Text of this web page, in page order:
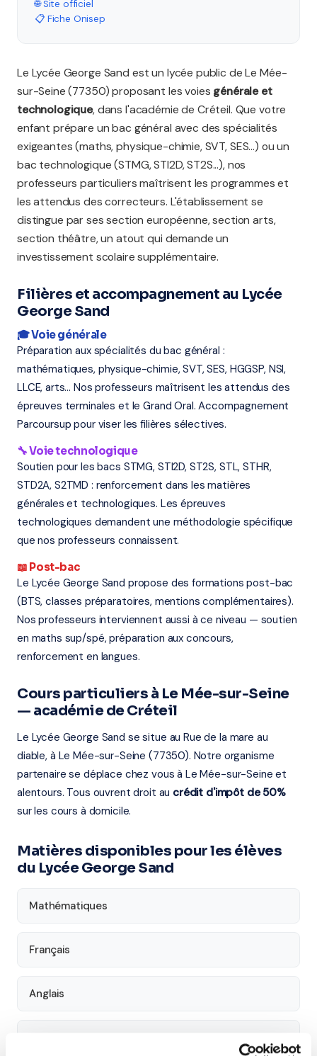
🌐 Site officiel
📋 Fiche Onisep
Le Lycée George Sand est un lycée public de Le Mée-
sur-Seine (77350) proposant les voies générale et
technologique, dans l'académie de Créteil. Que votre
enfant prépare un bac général avec des spécialités
exigeantes (maths, physique-chimie, SVT, SES...) ou un
bac technologique (STMG, STI2D, ST2S...), nos
professeurs particuliers maîtrisent les programmes et
les attendus des correcteurs. L'établissement se
distingue par ses section européenne, section arts,
section théâtre, un atout qui demande un
investissement scolaire supplémentaire.
Filières et accompagnement au Lycée
George Sand
🎓 Voie générale
Préparation aux spécialités du bac général :
mathématiques, physique-chimie, SVT, SES, HGGSP, NSI,
LLCE, arts... Nos professeurs maîtrisent les attendus des
épreuves terminales et le Grand Oral. Accompagnement
Parcoursup pour viser les filières sélectives.
🔧 Voie technologique
Soutien pour les bacs STMG, STI2D, ST2S, STL, STHR,
STD2A, S2TMD : renforcement dans les matières
générales et technologiques. Les épreuves
technologiques demandent une méthodologie spécifique
que nos professeurs connaissent.
📖 Post-bac
Le Lycée George Sand propose des formations post-bac
(BTS, classes préparatoires, mentions complémentaires).
Nos professeurs interviennent aussi à ce niveau — soutien
en maths sup/spé, préparation aux concours,
renforcement en langues.
Cours particuliers à Le Mée-sur-Seine
— académie de Créteil
Le Lycée George Sand se situe au Rue de la mare au
diable, à Le Mée-sur-Seine (77350). Notre organisme
partenaire se déplace chez vous à Le Mée-sur-Seine et
alentours. Tous ouvrent droit au crédit d'impôt de 50%
sur les cours à domicile.
Matières disponibles pour les élèves
du Lycée George Sand
Mathématiques
Français
Anglais